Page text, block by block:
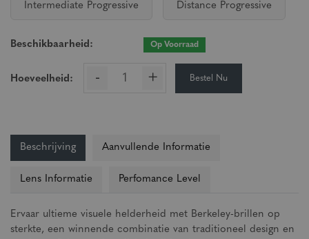
Intermediate Progressive Distance Progressive
Beschikbaarheid: Op Voorraad
Hoeveelheid: - + Bestel Nu
Beschrijving Aanvullende Informatie
Lens Informatie Perfomance Level
Ervaar ultieme visuele helderheid met Berkeley-brillen op
sterkte, een winnende combinatie van traditioneel design en